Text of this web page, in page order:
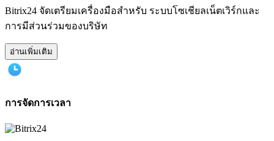
Bitrix24 จัดเตรียมเครื่องมือสำหรับ ระบบโซเชียลเน็ตเวิร์กและ
การมีส่วนร่วมของบริษัท
อ่านเพิ่มเติม
การจัดการเวลา